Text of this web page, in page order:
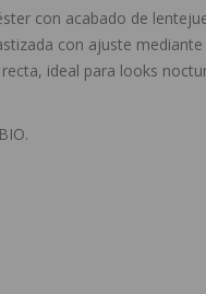
con acabado de
con ajuste mediante
ideal para looks